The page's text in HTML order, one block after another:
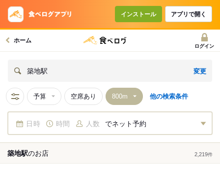
インストール アプリで開く
ホーム
ログイン
築地駅 変更
予算 空席あり 他の検索条件
日時 時間 人数 でネット予約
築地駅のお店 2,219件